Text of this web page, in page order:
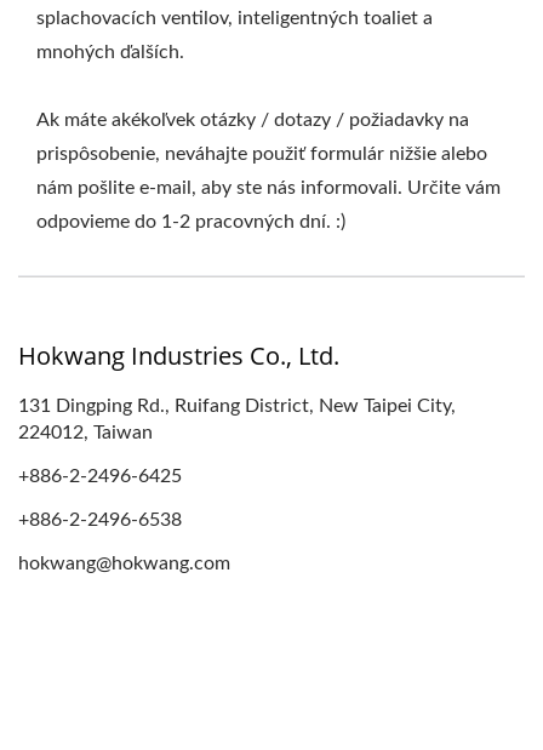
splachovacích ventilov, inteligentných toaliet a
mnohých ďalších.
Ak máte akékoľvek otázky / dotazy / požiadavky na
prispôsobenie, neváhajte použiť formulár nižšie alebo
nám pošlite e-mail, aby ste nás informovali. Určite vám
odpovieme do 1-2 pracovných dní. :)
Hokwang Industries Co., Ltd.
131 Dingping Rd., Ruifang District, New Taipei City,
224012, Taiwan
+886-2-2496-6425
+886-2-2496-6538
hokwang@hokwang.com